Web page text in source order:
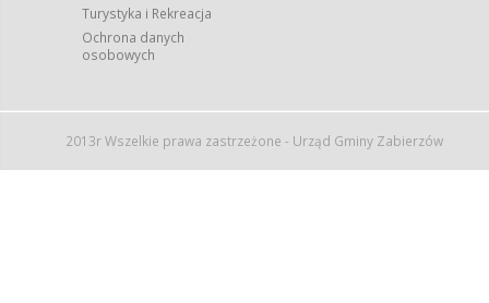
Turystyka i Rekreacja
Ochrona danych
osobowych
2013r Wszelkie prawa zastrzeżone - Urząd Gminy Zabierzów